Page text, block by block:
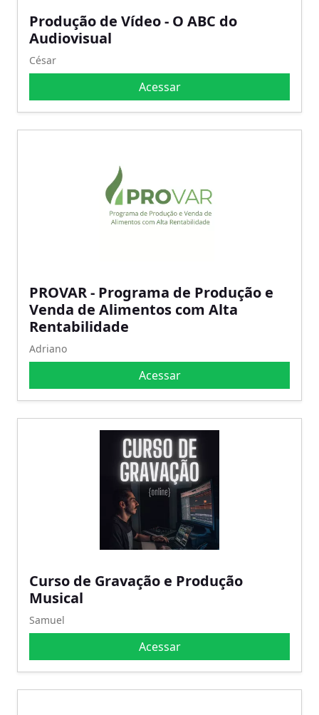
Produção de Vídeo - O ABC do
Audiovisual
César
Acessar
PROVAR - Programa de Produção e
Venda de Alimentos com Alta
Rentabilidade
Adriano
Acessar
Curso de Gravação e Produção
Musical
Samuel
Acessar